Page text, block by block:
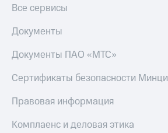
Все сервисы
Документы
Документы ПАО «МТС»
Сертификаты безопасности
Правовая информация
Комплаенс и деловая этика